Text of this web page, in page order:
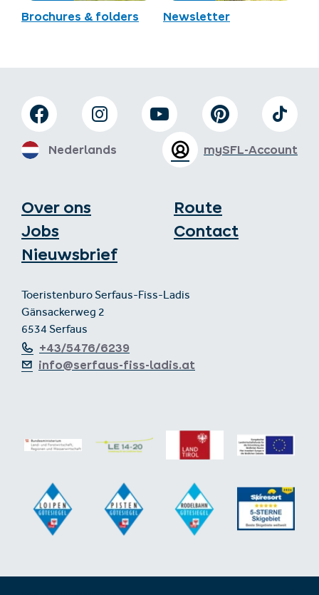
Brochures & folders Newsletter
Over ons
Jobs
Nieuwsbrief
Route
Contact
Toeristenburo Serfaus-Fiss-Ladis
Gänsackerweg 2
6534 Serfaus
+43/5476/6239
info@serfaus-fiss-ladis.at
mySFL-Account
Nederlands